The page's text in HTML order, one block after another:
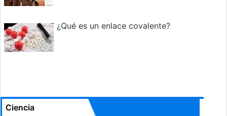
¿Qué es un enlace covalente?
Ciencia